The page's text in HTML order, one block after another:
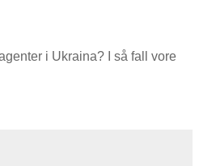
i Ukraina? I så fall vore